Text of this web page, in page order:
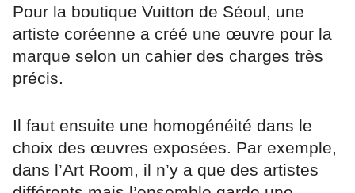
Pour la boutique Vuitton de Séoul, une
artiste coréenne a créé une œuvre pour la
marque selon un cahier des charges très
précis.
Il faut ensuite une homogénéité dans le
choix des œuvres exposées. Par exemple,
dans l’Art Room, il n’y a que des artistes